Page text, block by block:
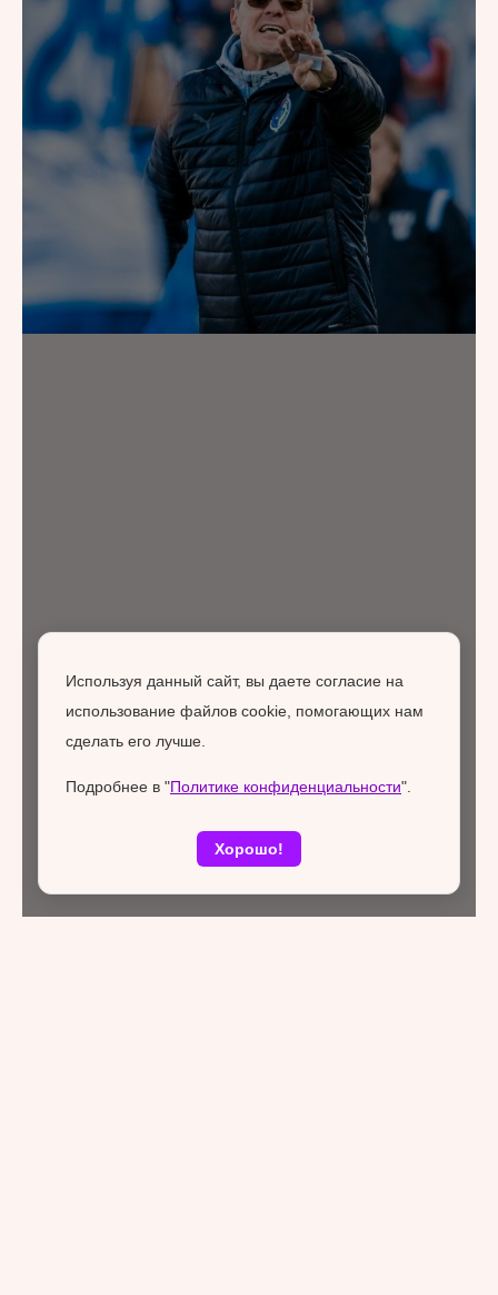
Используя данный сайт, вы даете согласие на
использование файлов cookie, помогающих нам
сделать его лучше.
Подробнее в "Политике конфиденциальности".
Хорошо!